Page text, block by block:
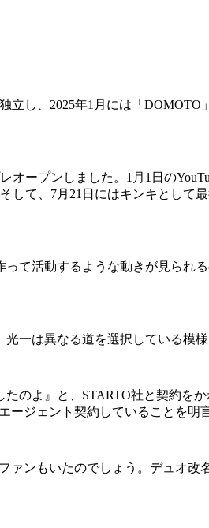
立し、2025年1月には「DOMOTO
オープンしました。1月1日の
て、7月21日にはキンキとして
て活動するような動きが見られ
一は異なる道を選択している模様
のよ』と、STARTO社と契約を
ジェント契約していることを明
ンもいたのでしょう。デュオ改